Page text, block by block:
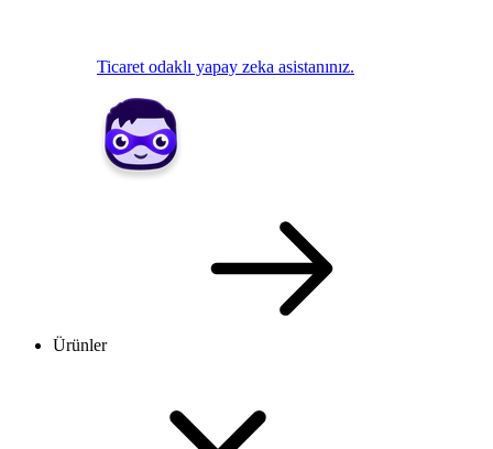
Ticaret odaklı yapay zeka asistanınız.
Ürünler